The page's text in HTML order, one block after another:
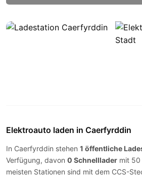
Elektroauto laden in Caerfyrddin
In Caerfyrddin stehen 1 öffentliche
Verfügung, davon 0 Schnelllader mit 50
meisten Stationen sind mit dem CCS-